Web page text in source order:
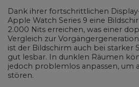
Dank ihrer fortschrittlichen
Apple Watch Series 9 eine
2.000 Nits erreichen, was einer
Vergleich zur
ist der Bildschirm auch bei starker
gut lesbar. In dunklen Räumen
jedoch problemlos anpassen, um
stören.